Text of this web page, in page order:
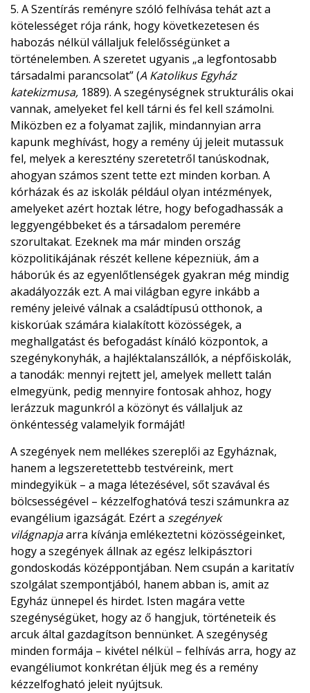
5. A Szentírás reményre szóló felhívása tehát azt a
kötelességet rója ránk, hogy következetesen és
habozás nélkül vállaljuk felelősségünket a
történelemben. A szeretet ugyanis „a legfontosabb
társadalmi parancsolat” (A Katolikus Egyház
katekizmusa, 1889). A szegénységnek strukturális okai
vannak, amelyeket fel kell tárni és fel kell számolni.
Miközben ez a folyamat zajlik, mindannyian arra
kapunk meghívást, hogy a remény új jeleit mutassuk
fel, melyek a keresztény szeretetről tanúskodnak,
ahogyan számos szent tette ezt minden korban. A
kórházak és az iskolák például olyan intézmények,
amelyeket azért hoztak létre, hogy befogadhassák a
leggyengébbeket és a társadalom peremére
szorultakat. Ezeknek ma már minden ország
közpolitikájának részét kellene képezniük, ám a
háborúk és az egyenlőtlenségek gyakran még mindig
akadályozzák ezt. A mai világban egyre inkább a
remény jeleivé válnak a családtípusú otthonok, a
kiskorúak számára kialakított közösségek, a
meghallgatást és befogadást kínáló központok, a
szegénykonyhák, a hajléktalanszállók, a népfőiskolák,
a tanodák: mennyi rejtett jel, amelyek mellett talán
elmegyünk, pedig mennyire fontosak ahhoz, hogy
lerázzuk magunkról a közönyt és vállaljuk az
önkéntesség valamelyik formáját!
A szegények nem mellékes szereplői az Egyháznak,
hanem a legszeretettebb testvéreink, mert
mindegyikük – a maga létezésével, sőt szavával és
bölcsességével – kézzelfoghatóvá teszi számunkra az
evangélium igazságát. Ezért a szegények
világnapjaarra kívánja emlékeztetni közösségeinket,
hogy a szegények állnak az egész lelkipásztori
gondoskodás középpontjában. Nem csupán a karitatív
szolgálat szempontjából, hanem abban is, amit az
Egyház ünnepel és hirdet. Isten magára vette
szegénységüket, hogy az ő hangjuk, történeteik és
arcuk által gazdagítson bennünket. A szegénység
minden formája – kivétel nélkül – felhívás arra, hogy az
evangéliumot konkrétan éljük meg és a remény
kézzelfogható jeleit nyújtsuk.